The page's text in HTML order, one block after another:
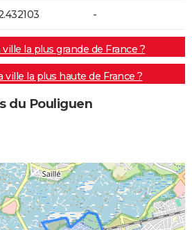
-
la plus grande de France ?
ville la plus haute de France ?
du Pouliguen